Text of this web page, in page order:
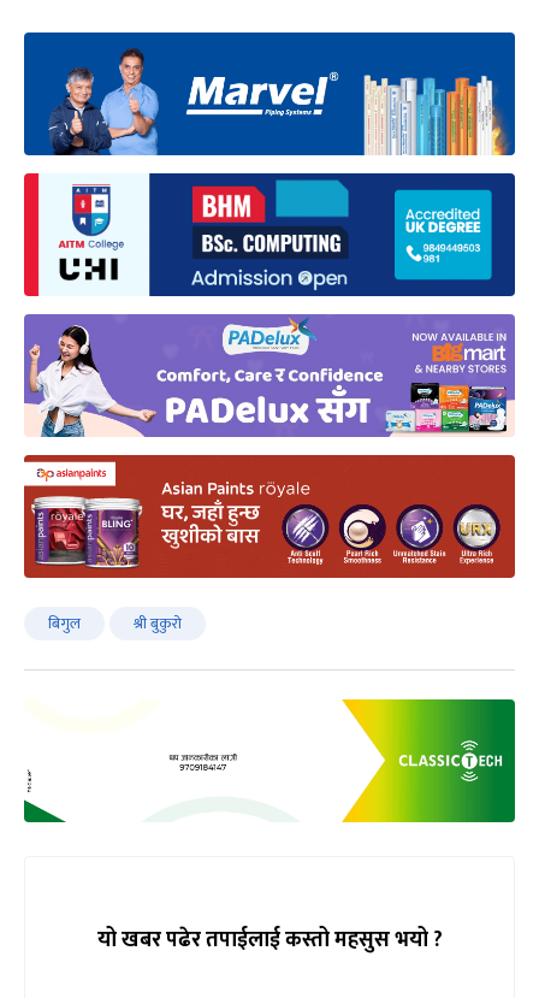
बिगुल श्री बुकुरो
यो खबर पढेर तपाईलाई कस्तो महसुस भयो ?